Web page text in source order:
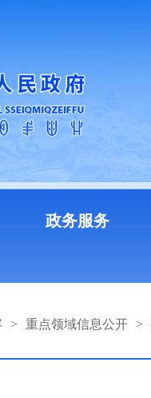
政务服务
> 重点领域信息公开 >